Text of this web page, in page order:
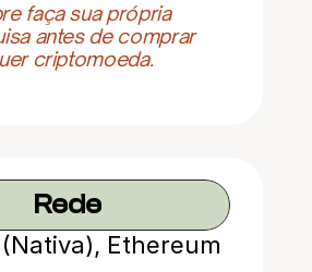
faça sua própria
antes de comprar
criptomoeda.
Rede
Ethereum